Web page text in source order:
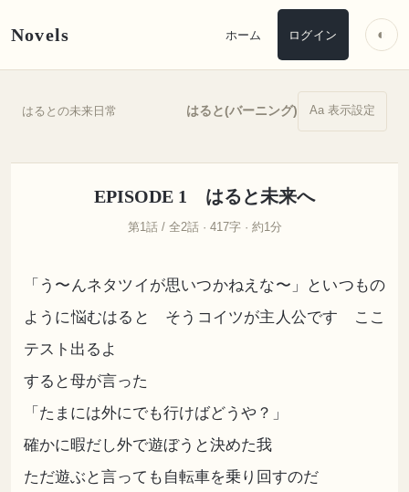
Novels ホーム ログイン ◐
はるとの未来日常 はると(バーニング) Aa 表示設定
EPISODE 1 はると未来へ
第1話 / 全2話 · 417字 · 約1分
「う〜んネタツイが思いつかねえな〜」といつもの
ように悩むはると そうコイツが主人公です ここ
テスト出るよ
すると母が言った
「たまには外にでも行けばどうや？」
確かに暇だし外で遊ぼうと決めた我
ただ遊ぶと言っても自転車を乗り回すのだ